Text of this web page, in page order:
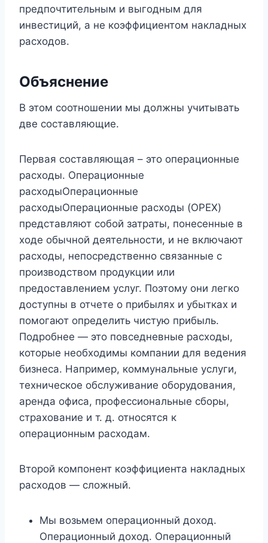
предпочтительным и выгодным для
инвестиций, а не коэффициентом накладных
расходов.
Объяснение
В этом соотношении мы должны учитывать
две составляющие.
Первая составляющая – это операционные
расходы. Операционные
расходыОперационные
расходыОперационные расходы (OPEX)
представляют собой затраты, понесенные в
ходе обычной деятельности, и не включают
расходы, непосредственно связанные с
производством продукции или
предоставлением услуг. Поэтому они легко
доступны в отчете о прибылях и убытках и
помогают определить чистую прибыль.
Подробнее — это повседневные расходы,
которые необходимы компании для ведения
бизнеса. Например, коммунальные услуги,
техническое обслуживание оборудования,
аренда офиса, профессиональные сборы,
страхование и т. д. относятся к
операционным расходам.
Второй компонент коэффициента накладных
расходов — сложный.
Мы возьмем операционный доход.
Операционный доход. Операционный